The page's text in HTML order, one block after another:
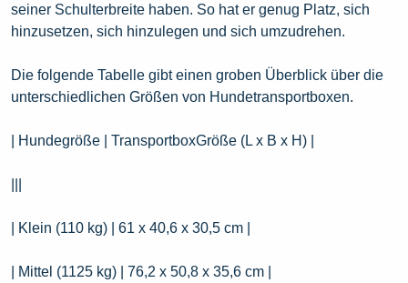
seiner Schulterbreite haben. So hat er genug Platz, sich
hinzusetzen, sich hinzulegen und sich umzudrehen.
Die folgende Tabelle gibt einen groben Überblick über die
unterschiedlichen Größen von Hundetransportboxen.
| Hundegröße | TransportboxGröße (L x B x H) |
| Klein (110 kg) | 61 x 40,6 x 30,5 cm |
| Mittel (1125 kg) | 76,2 x 50,8 x 35,6 cm |